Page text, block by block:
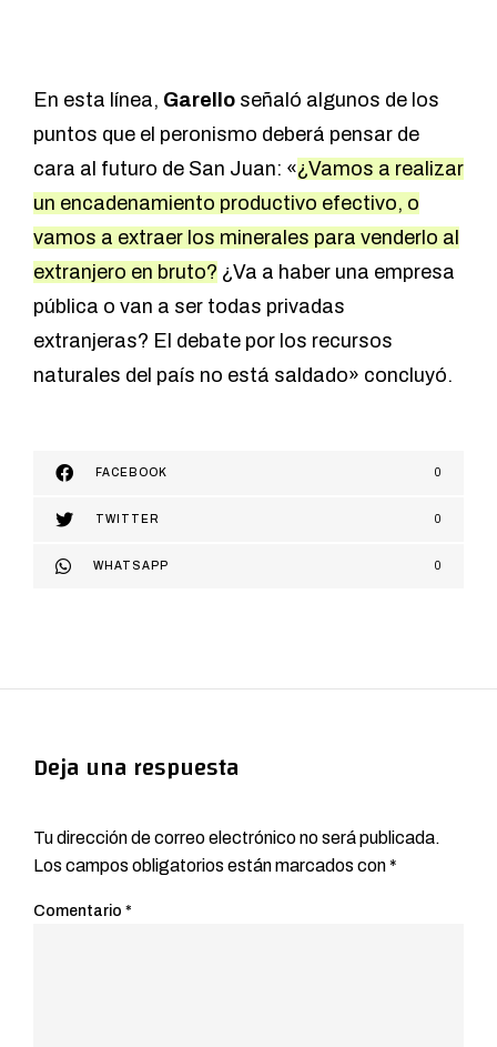
En esta línea, Garello señaló algunos de los
puntos que el peronismo deberá pensar de
cara al futuro de San Juan: «¿Vamos a realizar
un encadenamiento productivo efectivo, o
vamos a extraer los minerales para venderlo al
extranjero en bruto? ¿Va a haber una empresa
pública o van a ser todas privadas
extranjeras? El debate por los recursos
naturales del país no está saldado» concluyó.
FACEBOOK 0
TWITTER 0
WHATSAPP 0
Deja una respuesta
Tu dirección de correo electrónico no será publicada.
Los campos obligatorios están marcados con*
Comentario *